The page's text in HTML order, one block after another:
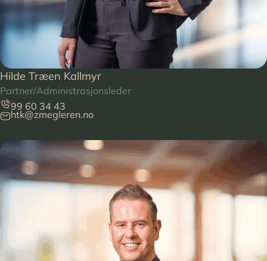
Hilde Træen Kallmyr
Partner/Administrasjonsleder
99 60 34 43
htk@zmegleren.no